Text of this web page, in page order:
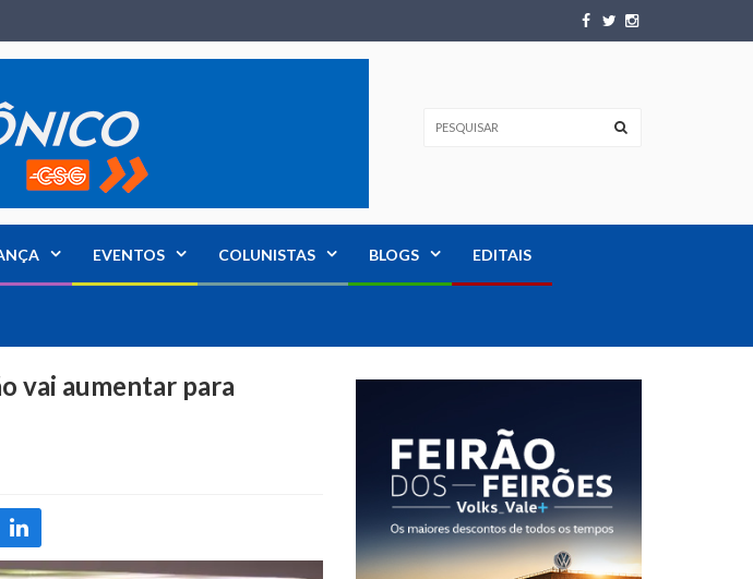
EVENTOS COLUNISTAS BLOGS EDITAIS
vai aumentar para